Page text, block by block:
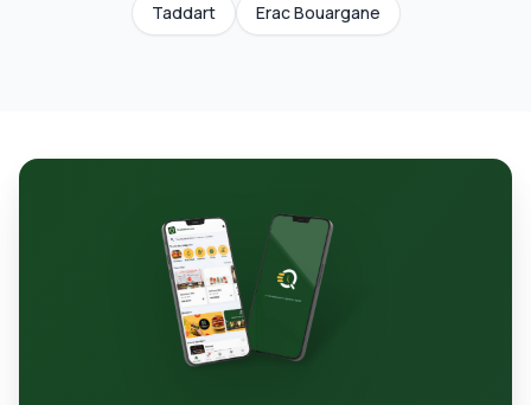
Taddart
Erac Bouargane